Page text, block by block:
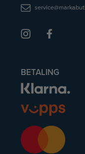
BETALING